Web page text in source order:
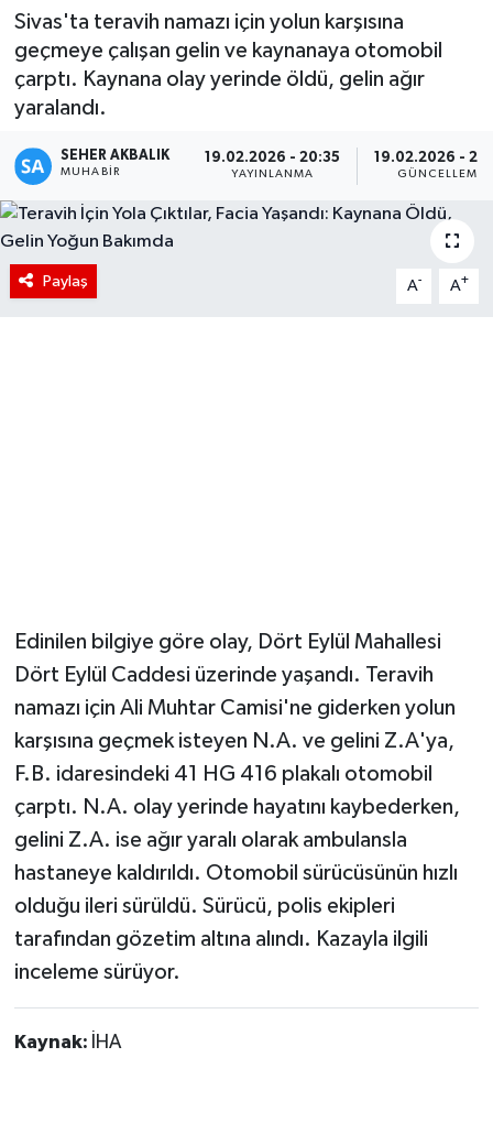
Sivas'ta teravih namazı için yolun karşısına
geçmeye çalışan gelin ve kaynanaya otomobil
çarptı. Kaynana olay yerinde öldü, gelin ağır
yaralandı.
SEHER AKBALIK
MUHABIR
19.02.2026 - 20:35
YAYINLANMA
19.02.2026 -
GÜNCELLEME
Paylaş A- A+
Edinilen bilgiye göre olay, Dört Eylül Mahallesi
Dört Eylül Caddesi üzerinde yaşandı. Teravih
namazı için Ali Muhtar Camisi'ne giderken yolun
karşısına geçmek isteyen N.A. ve gelini Z.A'ya,
F.B. idaresindeki 41 HG 416 plakalı otomobil
çarptı. N.A. olay yerinde hayatını kaybederken,
gelini Z.A. ise ağır yaralı olarak ambulansla
hastaneye kaldırıldı. Otomobil sürücüsünün hızlı
olduğu ileri sürüldü. Sürücü, polis ekipleri
tarafından gözetim altına alındı. Kazayla ilgili
inceleme sürüyor.
Kaynak: İHA